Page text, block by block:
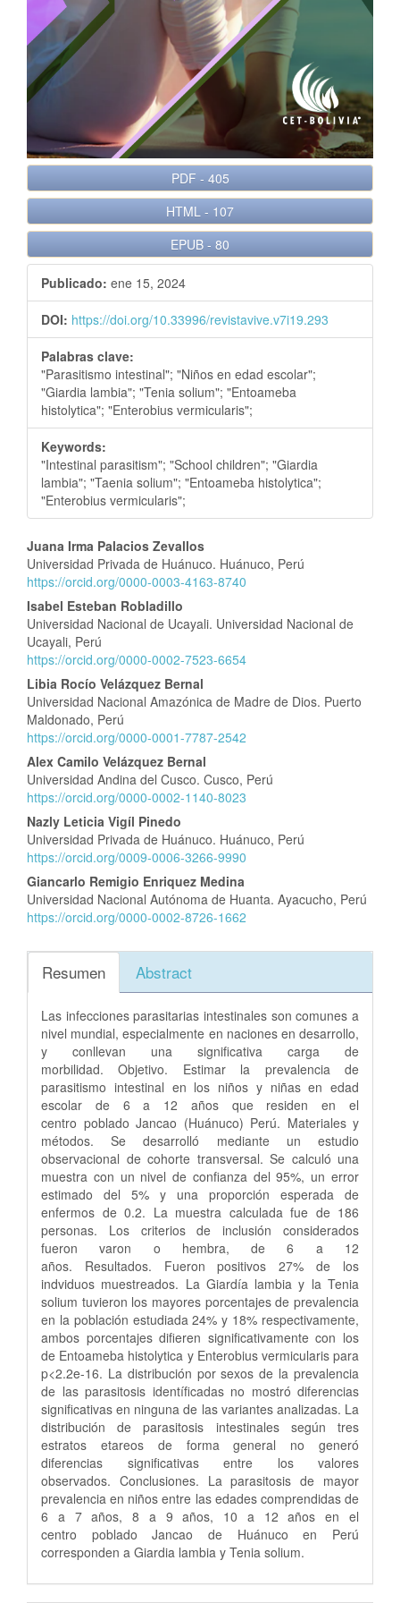
r
l
PDF - 405
HTML - 107
EPUB - 80
Publicado: ene 15, 2024
DOI: https://doi.org/10.33996/revistavive.v7i19.293
Palabras clave:
"Parasitismo intestinal"; "Niños en edad escolar";
"Giardia lambia"; "Tenia solium"; "Entoameba
histolytica"; "Enterobius vermicularis";
Keywords:
"Intestinal parasitism"; "School children"; "Giardia
lambia"; "Taenia solium"; "Entoameba histolytica";
"Enterobius vermicularis";
Contenido
principal
del
artículo
Juana Irma Palacios Zevallos
Universidad Privada de Huánuco. Huánuco, Perú
https://orcid.org/0000-0003-4163-8740
Isabel Esteban Robladillo
Universidad Nacional de Ucayali. Universidad Nacional de
Ucayali, Perú
https://orcid.org/0000-0002-7523-6654
Libia Rocío Velázquez Bernal
Universidad Nacional Amazónica de Madre de Dios. Puerto
Maldonado, Perú
https://orcid.org/0000-0001-7787-2542
Alex Camilo Velázquez Bernal
Universidad Andina del Cusco. Cusco, Perú
https://orcid.org/0000-0002-1140-8023
Nazly Leticia Vigíl Pinedo
Universidad Privada de Huánuco. Huánuco, Perú
https://orcid.org/0009-0006-3266-9990
Giancarlo Remigio Enriquez Medina
Universidad Nacional Autónoma de Huanta. Ayacucho, Perú
https://orcid.org/0000-0002-8726-1662
Resumen Abstract
Las infecciones parasitarias intestinales son comunes a
nivel mundial, especialmente en naciones en desarrollo,
y conllevan una significativa carga de
morbilidad. Objetivo. Estimar la prevalencia de
parasitismo intestinal en los niños y niñas en edad
escolar de 6 a 12 años que residen en el
centro poblado Jancao (Huánuco) Perú. Materiales y
métodos. Se desarrolló mediante un estudio
observacional de cohorte transversal. Se calculó una
muestra con un nivel de confianza del 95%, un error
estimado del 5% y una proporción esperada de
enfermos de 0.2. La muestra calculada fue de 186
personas. Los criterios de inclusión considerados
fueron varon o hembra, de 6 a 12
años. Resultados. Fueron positivos 27% de los
indviduos muestreados. La Giardía lambia y la Tenia
solium tuvieron los mayores porcentajes de prevalencia
en la población estudiada 24% y 18% respectivamente,
ambos porcentajes difieren significativamente con los
de Entoameba histolytica y Enterobius vermicularis para
p<2.2e-16. La distribución por sexos de la prevalencia
de las parasitosis identíficadas no mostró diferencias
significativas en ninguna de las variantes analizadas. La
distribución de parasitosis intestinales según tres
estratos etareos de forma general no generó
diferencias significativas entre los valores
observados. Conclusiones. La parasitosis de mayor
prevalencia en niños entre las edades comprendidas de
6 a 7 años, 8 a 9 años, 10 a 12 años en el
centro poblado Jancao de Huánuco en Perú
corresponden a Giardia lambia y Tenia solium.